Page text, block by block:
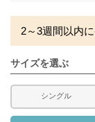
2～3週間以内
サイズを選ぶ
シングル